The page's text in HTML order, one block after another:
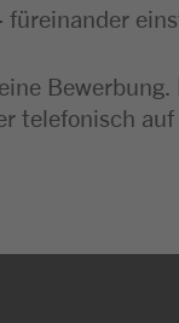
füreinander
telefonisch auf